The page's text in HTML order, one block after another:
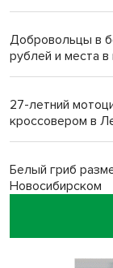
Добровольцы в
рублей и места в
27-летний
кроссовером в
Белый гриб
Новосибирском